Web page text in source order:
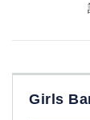
Girls①六本